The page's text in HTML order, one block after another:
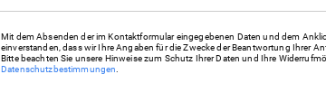
Mit dem Absenden der im Kontaktformular eingegebenen Daten und dem
einverstanden, dass wir Ihre Angaben für die Zwecke der Beantwortung Ihrer
Bitte beachten Sie unsere Hinweise zum Schutz Ihrer Daten und Ihre
Datenschutzbestimmungen